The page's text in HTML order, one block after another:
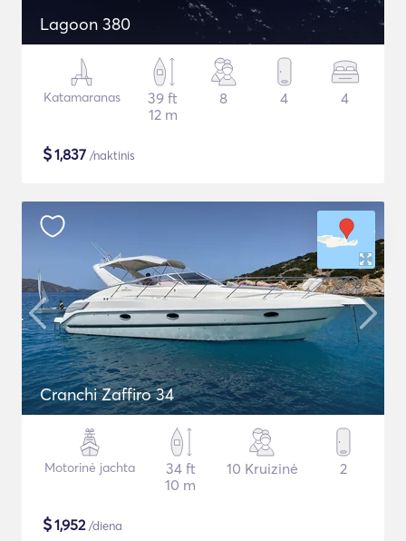
Lagoon 380
Katamaranas
39 ft
12 m
8 4 4
$1,837 /naktinis
Cranchi Zaffiro 34
Motorinė jachta
34 ft
10 m
10 Kruizinė 2
$1,952/diena